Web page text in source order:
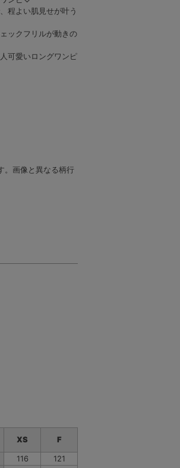
程よい肌見せが叶う
ックフリルが動きの
可愛いロングワンピ
。画像と異なる柄行
XS
F
116
121